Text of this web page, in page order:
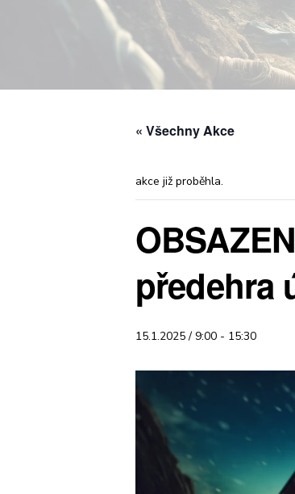
« Všechny Akce
akce již proběhla.
předehra
15.1.2025 / 9:00 - 15:30